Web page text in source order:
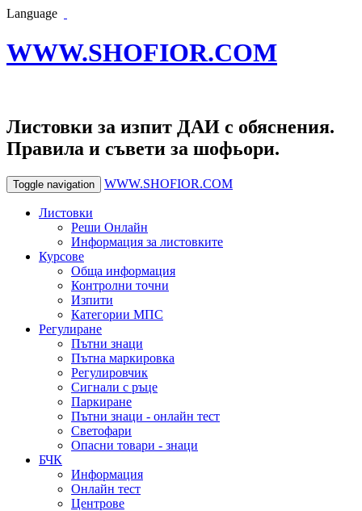
Language
WWW.SHOFIOR.COM
Листовки за изпит ДАИ с обяснения.
Правила и съвети за шофьори.
Toggle navigation WWW.SHOFIOR.COM
Листовки
Реши Онлайн
Информация за листовките
Курсове
Обща информация
Контролни точни
Изпити
Категории МПС
Регулиране
Пътни знаци
Пътна маркировка
Регулировчик
Сигнали с ръце
Паркиране
Пътни знаци - онлайн тест
Светофари
Опасни товари - знаци
БЧК
Информация
Онлайн тест
Центрове